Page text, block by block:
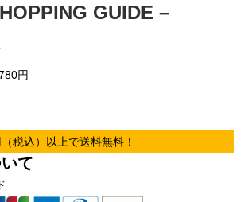
GUIDE –
円
税込）以上で送料無料！
て